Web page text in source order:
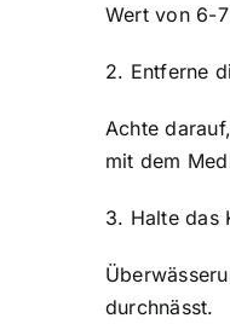
Wert von 6-
2. Entferne
Achte
mit dem
3. Halte das
durchnässt.